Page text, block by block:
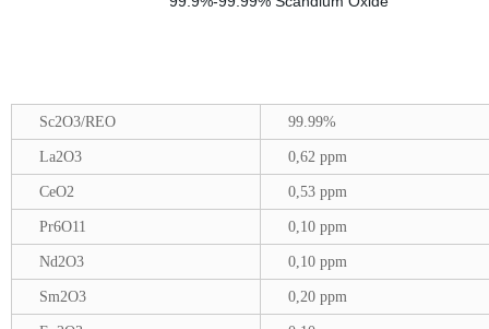
Sc2O3/REO 99.99%
La2O3 0,62 ppm
CeO2 0,53 ppm
Pr6O11 0,10 ppm
Nd2O3 0,10 ppm
Sm2O3 0,20 ppm